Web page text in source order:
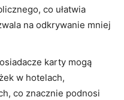
co ułatwia
na odkrywanie mniej
karty mogą
w hotelach,
⁢co‌ znacznie​ podnosi